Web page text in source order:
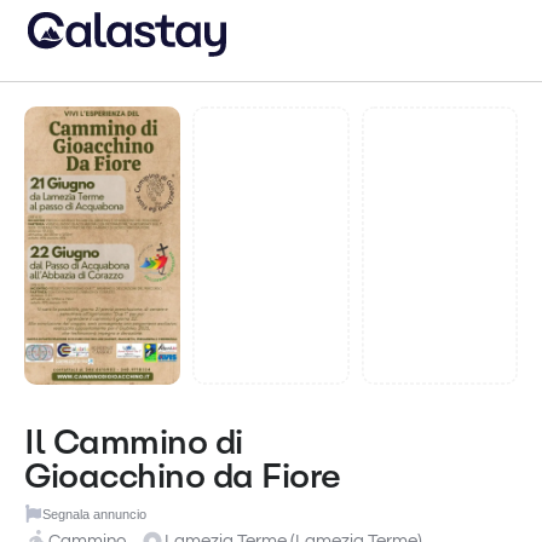
Il Cammino di
Gioacchino da Fiore
Segnala annuncio